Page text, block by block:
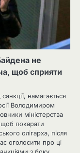
не
щоб сприяти
намагається
Володимиром
міністерства
покарати
олігарха, після
оголосити про ці
з боку